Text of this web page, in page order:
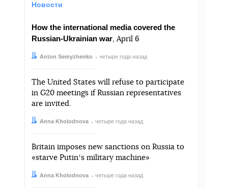
Новости
How the international media covered the
Russian-Ukrainian war, April 6
Автор:
Anton Semyzhenko
Дата: четыре года назад
The United States will refuse to participate
in G20 meetings if Russian representatives
are invited.
Автор:
Anna Kholodnova
Дата: четыре года назад
Britain imposes new sanctions on Russia to
«starve Putinʼs military machine»
Автор:
Anna Kholodnova
Дата: четыре года назад